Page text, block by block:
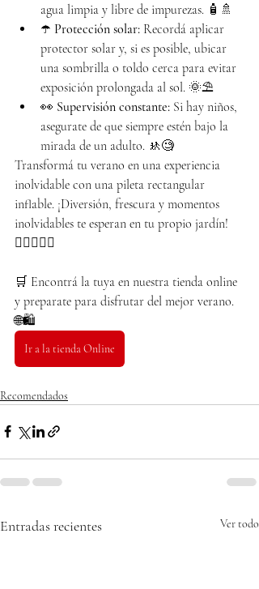
agua limpia y libre de impurezas. 🧴🚿
☂️ Protección solar: Recordá aplicar
protector solar y, si es posible, ubicar
una sombrilla o toldo cerca para evitar
exposición prolongada al sol. 🌞⛱️
👀 Supervisión constante: Si hay niños,
asegurate de que siempre estén bajo la
mirada de un adulto. 🚸🧐
Transformá tu verano en una experiencia
inolvidable con una pileta rectangular
inflable. ¡Diversión, frescura y momentos
inolvidables te esperan en tu propio jardín!
🏊🏻✨🌴🥳
🛒 Encontrá la tuya en nuestra tienda online
y preparate para disfrutar del mejor verano.
🌐🛍️
Ir a la tienda Online
Recomendados
Entradas recientes Ver todo